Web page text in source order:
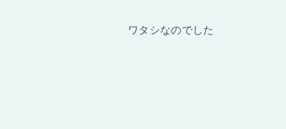
ワタシなのでした